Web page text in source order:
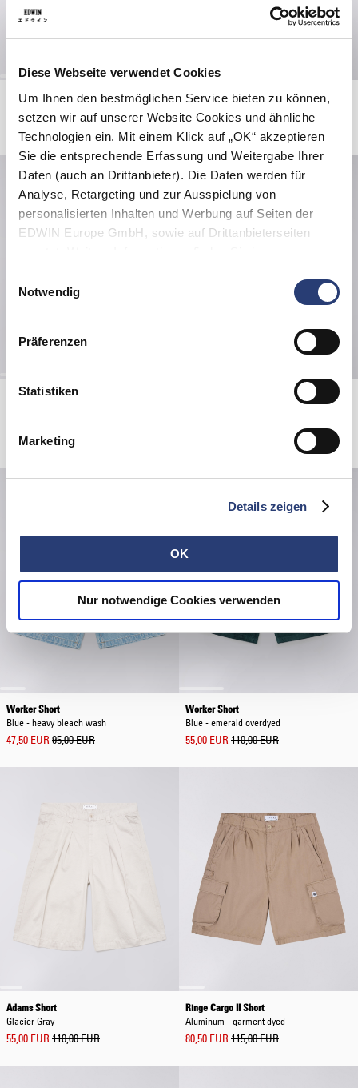
Diese Webseite verwendet Cookies
Um Ihnen den bestmöglichen Service bieten zu können,
setzen wir auf unserer Website Cookies und ähnliche
Technologien ein. Mit einem Klick auf „OK“ akzeptieren
Sie die entsprechende Erfassung und Weitergabe Ihrer
Daten (auch an Drittanbieter). Die Daten werden für
Analyse, Retargeting und zur Ausspielung von
personalisierten Inhalten und Werbung auf Seiten der
EDWIN Europe GmbH, sowie auf Drittanbieterseiten
genutzt. Weitere Informationen finden Sie in
von Cookies ablehnen oder jederzeit über Ihre Browser
Notwendig
Präferenzen
Statistiken
Marketing
Details zeigen
OK
Nur notwendige Cookies verwenden
W' Cleo Short
Black - moonstone wash
W' Palma Skirt
Blue - rinsed
W' Ivy Dress
Worker Short
Blue - heavy bleach wash
47,50 EUR 95,00 EUR
Worker Short
Blue - emerald overdyed
55,00 EUR 110,00 EUR
Adams Short
Glacier Gray
55,00 EUR 110,00 EUR
Ringe Cargo II Short
Aluminum - garment dyed
80,50 EUR 115,00 EUR